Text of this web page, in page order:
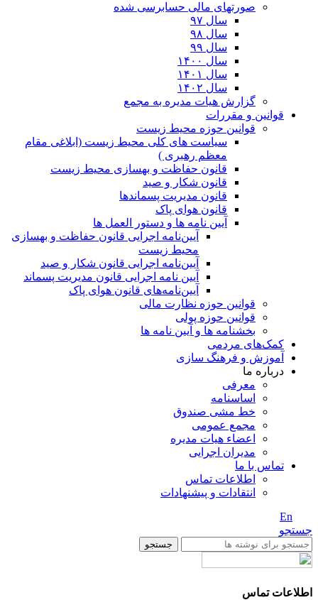
صورتهای مالی حسابرسی شده
سال ۹۷
سال ۹۸
سال ۹۹
سال ۱۴۰۰
سال ۱۴۰۱
سال ۱۴۰۲
گزارش هیات مدیره به مجمع
قوانین و مقررات
قوانین حوزه محیط زیست
ﺳﯿﺎﺳﺖ ﻫﺎی ﮐﻠﯽ ﻣﺤﯿﻂ زﯾﺴﺖ (ابلاغی مقام
معظم رهبری )
قانون حفاظت و بهسازی محیط زیست
قانون شکار و صید
قانون مدیریت پسماندها
قانون هوای پاک
آیین نامه ها و دستور العمل ها
آیین‌نامه اجرایی قانون حفاظت و بهسازی
محیط زیست
آیین‌نامه اجرایی قانون شکار و صید
آیین نامه اجرایی قانون مدیریت پسماند
آیین‌نامه‌های قانون هوای پاک
قوانین حوزه نظارت مالی
قوانین حوزه پولی
بخشنامه ها و آیین نامه ها
کمک‌های مردمی
آموزش و فرهنگ سازی
درباره ما
معرفی
اساسنامه
خط مشی صندوق
مجمع عمومی
اعضاء هیات مدیره
مدیران اجرایی
تماس با ما
اطلاعات تماس
انتقادات و پیشنهادات
En
جستجو
جستجو
اطلاعات تماس